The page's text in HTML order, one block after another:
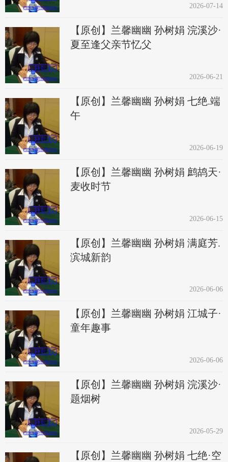
2026-07-14
【原创】兰馨幽幽 孙树娟 浣溪沙·
夏至逢父亲节忆父
2026-06-21
【原创】兰馨幽幽 孙树娟 七绝.端
午
2026-06-19
【原创】兰馨幽幽 孙树娟 鹧鸪天·
麦收时节
2026-06-15
【原创】兰馨幽幽 孙树娟 满庭芳.
滨城新韵
2026-06-06
【原创】兰馨幽幽 孙树娟 江城子·
童年趣事
2026-06-06
【原创】兰馨幽幽 孙树娟 浣溪沙·
题烟树
2026-05-29
【原创】兰馨幽幽 孙树娟 七绝·空